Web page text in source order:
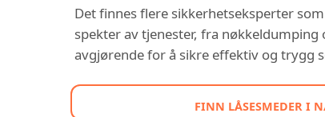
Det finnes flere sikkerhetseksperter
spekter av tjenester, fra
avgjørende for å sikre effektiv og trygg
FINN LÅSESMEDER I